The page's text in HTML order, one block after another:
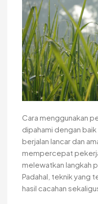
Cara menggunakan
dipahami dengan
berjalan lancar dan
mempercepat
melewatkan langkah
Padahal, teknik yang
hasil cacahan